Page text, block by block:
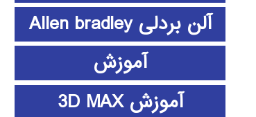
آلن بردلی Allen bradley
آموزش
آموزش 3D MAX